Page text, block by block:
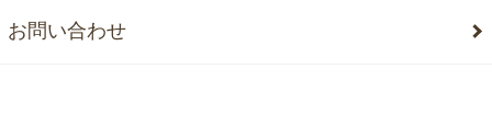
お問い合わせ